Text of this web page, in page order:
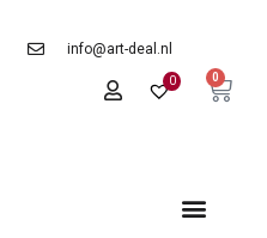
info@art-deal.nl
0 0